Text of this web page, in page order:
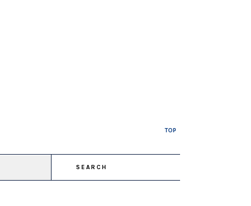
TOP
SEARCH